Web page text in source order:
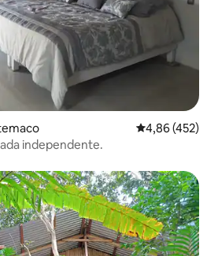
4,86 de uma
4,86 (452)
independente.